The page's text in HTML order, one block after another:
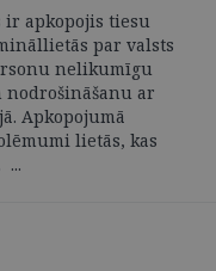
apkopojis tiesu
par valsts
nelikumīgu
ar
Apkopojumā
lietās, kas
...